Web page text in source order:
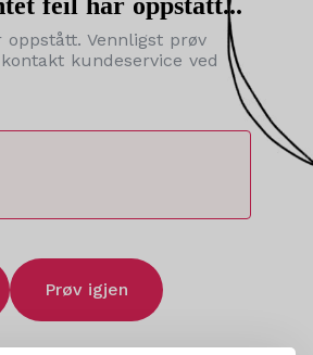
Vennligst prøv
kundeservice ved
Prøv igjen